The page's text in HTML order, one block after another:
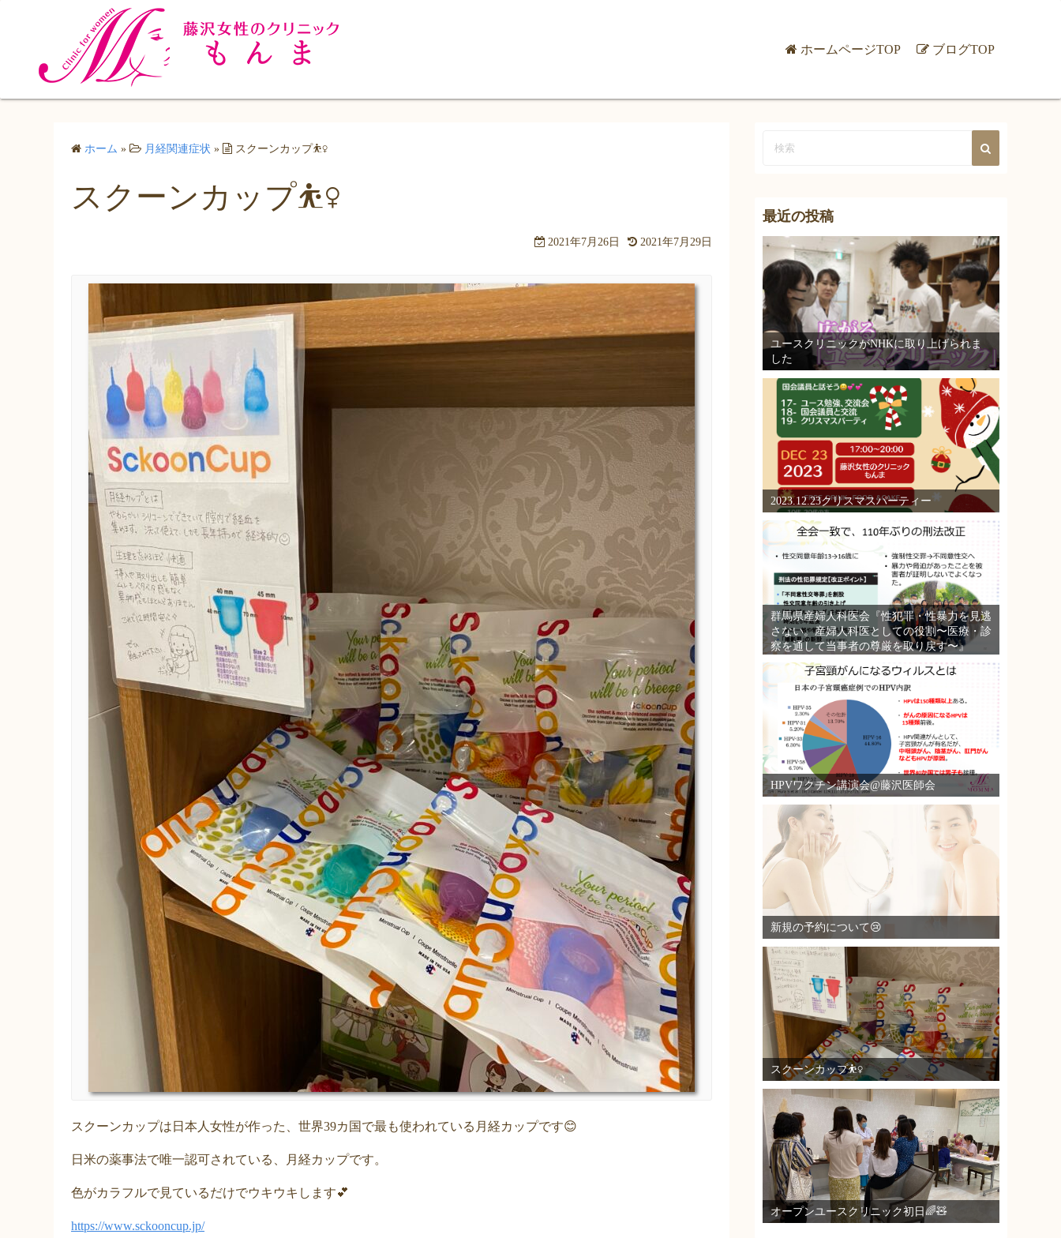
ホームページTOP ブログTOP
ホーム » 月経関連症状 » スクーンカップ⛹️‍♀️
スクーンカップ⛹️‍♀️
2021年7月26日 2021年7月29日
スクーンカップは日本人女性が作った、世界39カ国で最も使われている月経カップです😊
日米の薬事法で唯一認可されている、月経カップです。
色がカラフルで見ているだけでウキウキします💕
https://www.sckooncup.jp/
最近の投稿
ユースクリニックがNHKに取り上げられま
した
2023.12.23クリスマスパーティー
群馬県産婦人科医会『性犯罪・性暴力を見逃
さない。産婦人科医としての役割〜医療・診
察を通して当事者の尊厳を取り戻す〜』
HPVワクチン講演会@藤沢医師会
新規の予約について😢
スクーンカップ⛹️‍♀️
オープンユースクリニック初日🌈🧸